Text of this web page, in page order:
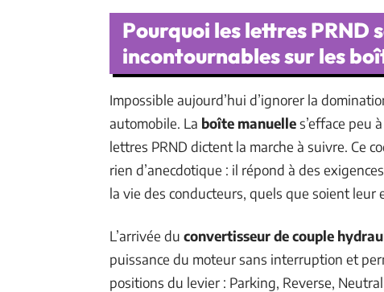
Pourquoi les lettres PRND
incontournables sur les
Impossible aujourd’hui d’ignorer la
automobile. La boîte manuelles’efface peu
lettres PRND dictent la marche à suivre. Ce
rien d’anecdotique : il répond à des
la vie des conducteurs, quels que soient leur
L’arrivée du convertisseur de couple
puissance du moteur sans interruption et
positions du levier : Parking, Reverse,